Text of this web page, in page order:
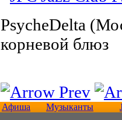
PsycheDelta
корневой блюз
Афиша Музыканты